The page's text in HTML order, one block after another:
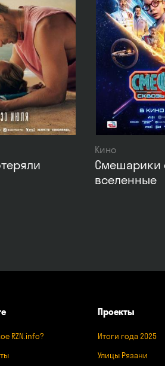
Кино
Смешарики
вселенные
RZN.info?
Проекты
Итоги года 2025
Улицы Рязани